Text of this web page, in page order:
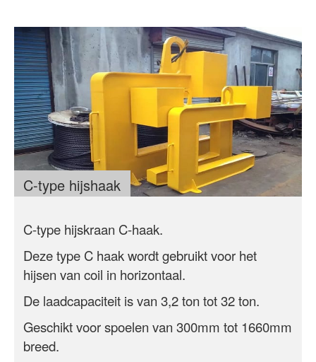
C-type hijshaak
C-type hijskraan C-haak.
Deze type C haak wordt gebruikt voor het
hijsen van coil in horizontaal.
De laadcapaciteit is van 3,2 ton tot 32 ton.
Geschikt voor spoelen van 300mm tot 1660mm
breed.